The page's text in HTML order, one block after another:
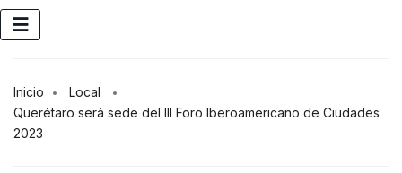
Inicio
Local
Querétaro será sede del III Foro Iberoamericano de Ciudades
2023